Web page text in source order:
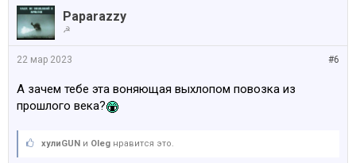
Paparazzy
☭
#6
22 мар 2023
А зачем тебе эта воняющая выхлопом повозка из
прошлого века?
хулиGUN и Oleg нравится это.